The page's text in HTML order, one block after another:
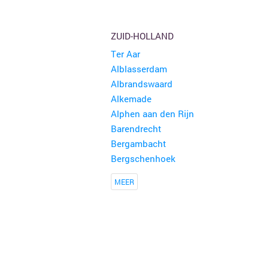
ZUID-HOLLAND
Ter Aar
Alblasserdam
Albrandswaard
Alkemade
Alphen aan den Rijn
Barendrecht
Bergambacht
Bergschenhoek
MEER